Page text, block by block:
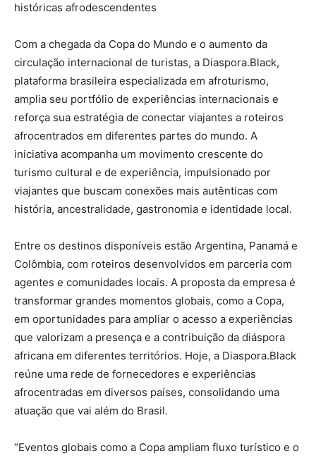
históricas afrodescendentes
Com a chegada da Copa do Mundo e o aumento da
circulação internacional de turistas, a Diaspora.Black,
plataforma brasileira especializada em afroturismo,
amplia seu portfólio de experiências internacionais e
reforça sua estratégia de conectar viajantes a roteiros
afrocentrados em diferentes partes do mundo. A
iniciativa acompanha um movimento crescente do
turismo cultural e de experiência, impulsionado por
viajantes que buscam conexões mais autênticas com
história, ancestralidade, gastronomia e identidade local.
Entre os destinos disponíveis estão Argentina, Panamá e
Colômbia, com roteiros desenvolvidos em parceria com
agentes e comunidades locais. A proposta da empresa é
transformar grandes momentos globais, como a Copa,
em oportunidades para ampliar o acesso a experiências
que valorizam a presença e a contribuição da diáspora
africana em diferentes territórios. Hoje, a Diaspora.Black
reúne uma rede de fornecedores e experiências
afrocentradas em diversos países, consolidando uma
atuação que vai além do Brasil.
“Eventos globais como a Copa ampliam fluxo turístico e o